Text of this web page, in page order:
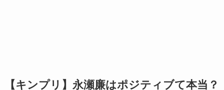
【キンプリ】永瀬廉はポジティブて本当？